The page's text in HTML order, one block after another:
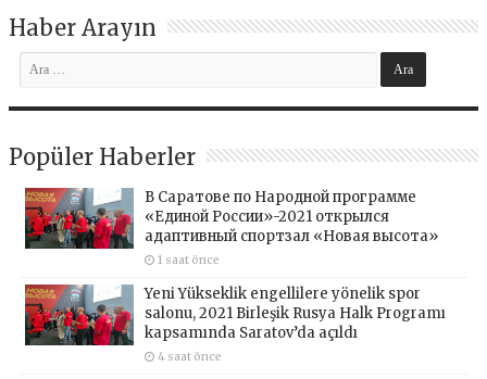
Haber Arayın
Popüler Haberler
В Саратове по Народной программе
«Единой России»-2021 открылся
адаптивный спортзал «Новая высота»
1 saat önce
Yeni Yükseklik engellilere yönelik spor
salonu, 2021 Birleşik Rusya Halk Programı
kapsamında Saratov’da açıldı
4 saat önce